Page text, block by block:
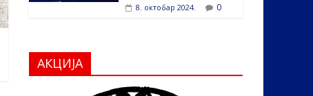
8. октобар 2024. 0
АКЦИЈА